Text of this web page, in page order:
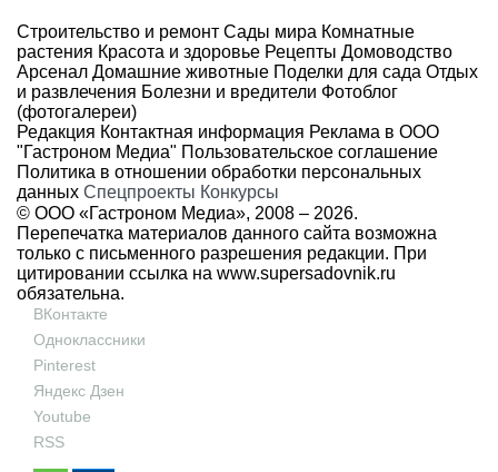
Строительство и ремонт Сады мира Комнатные
растения Красота и здоровье Рецепты Домоводство
Арсенал Домашние животные Поделки для сада Отдых
и развлечения Болезни и вредители Фотоблог
(фотогалереи)
Редакция Контактная информация Реклама в ООО
"Гастроном Медиа" Пользовательское соглашение
Политика в отношении обработки персональных
данных Спецпроекты Конкурсы
© ООО «Гастроном Медиа», 2008 – 2026.
Перепечатка материалов данного сайта возможна
только с письменного разрешения редакции. При
цитировании ссылка на www.supersadovnik.ru
обязательна.
ВКонтакте
Одноклассники
Pinterest
Яндекс Дзен
Youtube
RSS